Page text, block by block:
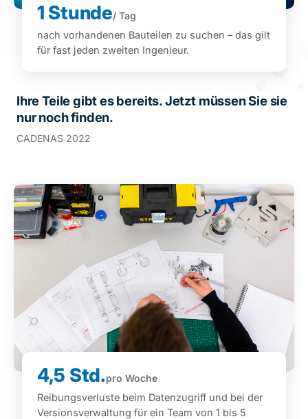
1 Stunde/ Tag
nach vorhandenen Bauteilen zu suchen – das gilt
für fast jeden zweiten Ingenieur.
Ihre Teile gibt es bereits. Jetzt müssen Sie sie
nur noch finden.
CADENAS 2022
4,5 Std.pro Woche
Reibungsverluste beim Datenzugriff und bei der
Versionsverwaltung für ein Team von 1 bis 5